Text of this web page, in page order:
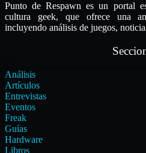
Punto de Respawn es un portal
cultura geek, que ofrece una
incluyendo análisis de juegos,
Análisis
Artículos
Entrevistas
Eventos
Freak
Guías
Hardware
Libros